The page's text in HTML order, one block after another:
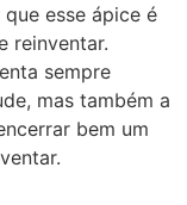
esse ápice é
reinventar.
sempre
mas também a
bem um